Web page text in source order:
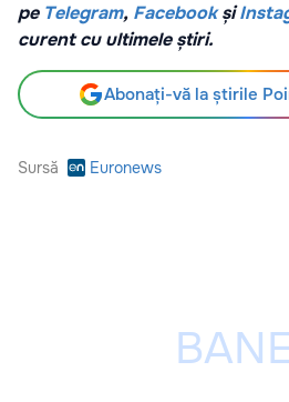
pe Telegram, Facebookși
curent cu ultimele știri.
Abonați-vă la știrile
Sursă Euronews